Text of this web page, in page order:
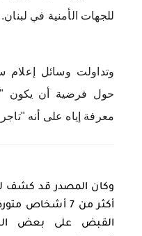
للجهات الأمنية في لبنان.
وتداولت وسائل إعلام
حول فرضية أن يكون
معرفة إياه على أنه
أكثر من 7
القبض على بعض